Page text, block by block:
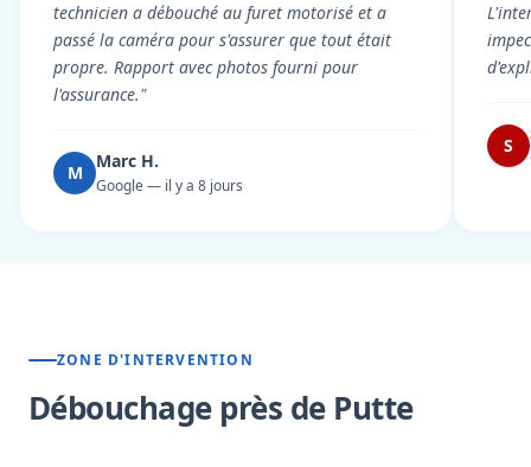
technicien a débouché au furet motorisé et a
passé la caméra pour s'assurer que tout était
propre. Rapport avec photos fourni pour
l'assurance."
M
Marc H.
Google — il y a 8 jours
S
ZONE D'INTERVENTION
Débouchage près de Putte